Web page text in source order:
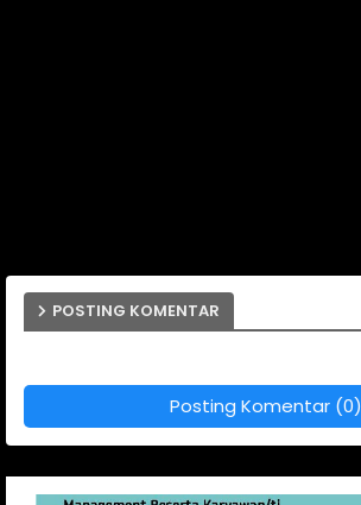
POSTING KOMENTAR
Posting Komentar (0)